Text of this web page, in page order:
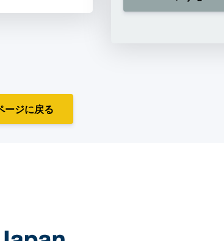
ージに戻る